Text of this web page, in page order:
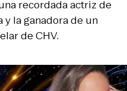
recordada actriz de
la ganadora de un
de CHV.